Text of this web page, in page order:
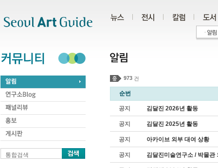
통합검색
973 건
순번
공지 김달진 2026년 활동
공지 김달진 2025년 활동
공지 아카이브 외부 대여 상황
공지 김달진미술연구소 / 박물관